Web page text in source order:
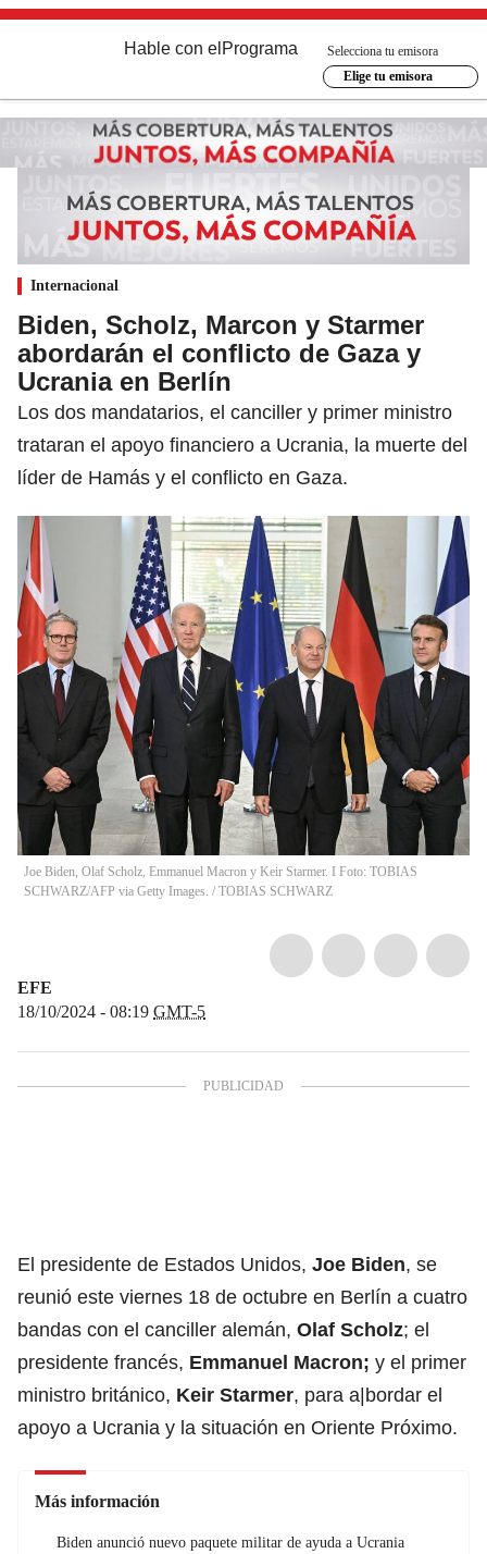
Hable con el Programa
Selecciona tu emisora
Elige tu emisora
Internacional
Biden, Scholz, Marcon y Starmer
abordarán el conflicto de Gaza y
Ucrania en Berlín
Los dos mandatarios, el canciller y primer ministro
trataran el apoyo financiero a Ucrania, la muerte del
líder de Hamás y el conflicto en Gaza.
Joe Biden, Olaf Scholz, Emmanuel Macron y Keir Starmer. I Foto: TOBIAS
SCHWARZ/AFP via Getty Images. / TOBIAS SCHWARZ
EFE
18/10/2024 - 08:19 GMT-5
El presidente de Estados Unidos, Joe Biden, se
reunió este viernes 18 de octubre en Berlín a cuatro
bandas con el canciller alemán, Olaf Scholz; el
presidente francés, Emmanuel Macron; y el primer
ministro británico, Keir Starmer, para a|bordar el
apoyo a Ucrania y la situación en Oriente Próximo.
Más información
Biden anunció nuevo paquete militar de ayuda a Ucrania